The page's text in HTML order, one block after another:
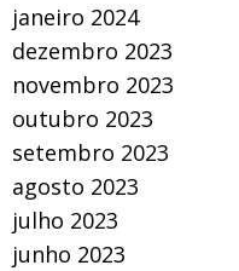
janeiro 2024
dezembro 2023
novembro 2023
outubro 2023
setembro 2023
agosto 2023
julho 2023
junho 2023